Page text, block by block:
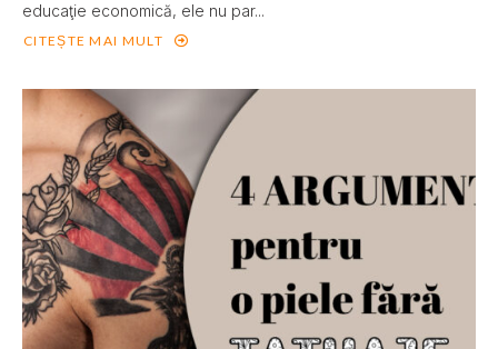
educaţie economică, ele nu par...
CITEȘTE MAI MULT